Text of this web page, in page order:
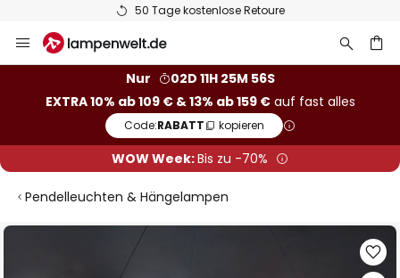
50 Tage kostenlose Retoure
Inhalt
Nur
02D 11H 25M 56S
EXTRA 10% ab 109 € & 13% ab 159 €auf fast alles
Code:RABATT kopieren
WOW Week:Bis zu -70%
Pendelleuchten & Hängelampen
Zum